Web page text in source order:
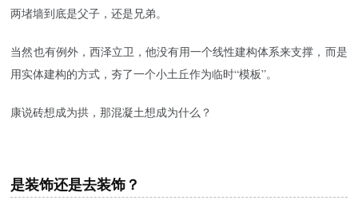
两堵墙到底是父子，还是兄弟。
当然也有例外，西泽立卫，他没有用一个线性建构体系来支撑，而是
用实体建构的方式，夯了一个小土丘作为临时“模板”。
康说砖想成为拱，那混凝土想成为什么？
是装饰还是去装饰？